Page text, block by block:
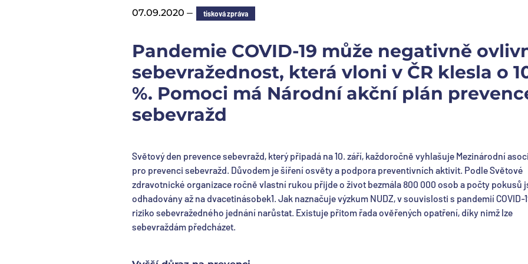
07.09.2020 — tisková zpráva
Pandemie COVID-19 může negativně
sebevražednost, která vloni v ČR klesla o
%. Pomoci má Národní akční plán
sebevražd
Světový den prevence sebevražd, který připadá na 10. září, každoročně vyhlašuje Mezinárodní
pro prevenci sebevražd. Důvodem je šíření osvěty a podpora preventivních aktivit. Podle Světové
zdravotnické organizace ročně vlastní rukou přijde o život bezmála 800 000 osob a počty pokusů
odhadovány až na dvacetinásobek1. Jak naznačuje výzkum NUDZ, v souvislosti s pandemií COVID-
riziko sebevražedného jednání narůstat. Existuje přitom řada ověřených opatření, díky nimž lze
sebevraždám předcházet.